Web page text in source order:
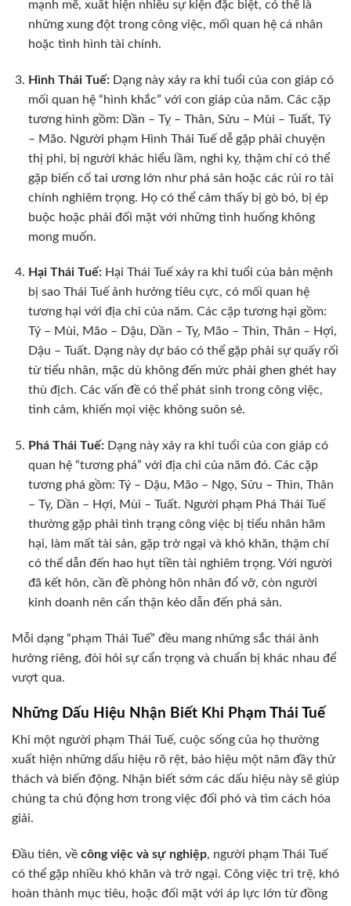
mạnh mẽ, xuất hiện nhiều sự kiện đặc biệt, có thể là
những xung đột trong công việc, mối quan hệ cá nhân
hoặc tình hình tài chính.
Hình Thái Tuế:Dạng này xảy ra khi tuổi của con giáp có
mối quan hệ “hình khắc” với con giáp của năm. Các cặp
tương hình gồm: Dần – Tỵ – Thân, Sửu – Mùi – Tuất, Tý
– Mão. Người phạm Hình Thái Tuế dễ gặp phải chuyện
thị phi, bị người khác hiểu lầm, nghi kỵ, thậm chí có thể
gặp biến cố tai ương lớn như phá sản hoặc các rủi ro tài
chính nghiêm trọng. Họ có thể cảm thấy bị gò bó, bị ép
buộc hoặc phải đối mặt với những tình huống không
mong muốn.
Hại Thái Tuế:Hại Thái Tuế xảy ra khi tuổi của bản mệnh
bị sao Thái Tuế ảnh hưởng tiêu cực, có mối quan hệ
tương hại với địa chi của năm. Các cặp tương hại gồm:
Tý – Mùi, Mão – Dậu, Dần – Tỵ, Mão – Thìn, Thân – Hợi,
Dậu – Tuất. Dạng này dự báo có thể gặp phải sự quấy rối
từ tiểu nhân, mặc dù không đến mức phải ghen ghét hay
thù địch. Các vấn đề có thể phát sinh trong công việc,
tình cảm, khiến mọi việc không suôn sẻ.
Phá Thái Tuế:Dạng này xảy ra khi tuổi của con giáp có
quan hệ “tương phá” với địa chi của năm đó. Các cặp
tương phá gồm: Tý – Dậu, Mão – Ngọ, Sửu – Thìn, Thân
– Tỵ, Dần – Hợi, Mùi – Tuất. Người phạm Phá Thái Tuế
thường gặp phải tình trạng công việc bị tiểu nhân hãm
hại, làm mất tài sản, gặp trở ngại và khó khăn, thậm chí
có thể dẫn đến hao hụt tiền tài nghiêm trọng. Với người
đã kết hôn, cần đề phòng hôn nhân đổ vỡ, còn người
kinh doanh nên cẩn thận kẻo dẫn đến phá sản.
Mỗi dạng “phạm Thái Tuế” đều mang những sắc thái ảnh
hưởng riêng, đòi hỏi sự cẩn trọng và chuẩn bị khác nhau để
vượt qua.
Những Dấu Hiệu Nhận Biết Khi Phạm Thái Tuế
Khi một người phạm Thái Tuế, cuộc sống của họ thường
xuất hiện những dấu hiệu rõ rệt, báo hiệu một năm đầy thử
thách và biến động. Nhận biết sớm các dấu hiệu này sẽ giúp
chúng ta chủ động hơn trong việc đối phó và tìm cách hóa
giải.
Đầu tiên, về công việc và sự nghiệp, người phạm Thái Tuế
có thể gặp nhiều khó khăn và trở ngại. Công việc trì trệ, khó
hoàn thành mục tiêu, hoặc đối mặt với áp lực lớn từ đồng